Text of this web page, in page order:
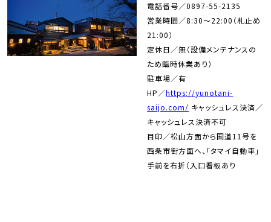
電話番号／0897-55-2135
営業時間／8:30～22:00（札止め
21:00）
定休日／無（設備メンテナンスの
ため臨時休業あり）
駐車場／有
HP／https://yunotani-
saijo.com/ キャッシュレス決済／
キャッシュレス決済不可
目印／松山方面から国道11号を
西条市街方面へ、「タマイ自動車」
手前を右折（入口看板あり